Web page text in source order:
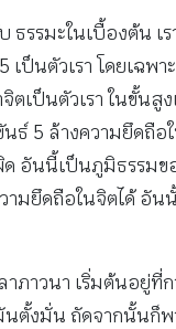
ธรรมะในเบื้องต้น เ
เป็นตัวเรา โดยเฉพา
ตเป็นตัวเรา ในขั้นสูง
ธ์ 5 ล้างความยึดถือ
ด อันนี้เป็นภูมิธรรมข
ามยึดถือในจิตได้ อัน
าภาวนา เริ่มต้นอยู่ที่
ตั้งมั่น ถัดจากนั้นก็พ